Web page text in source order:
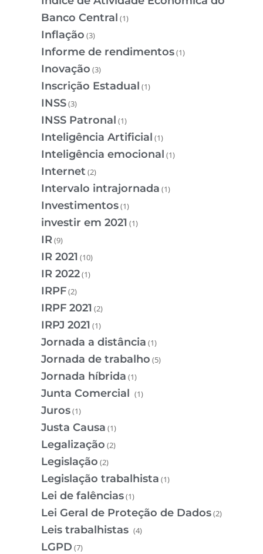
Banco Central (1)
Inflação (3)
Informe de rendimentos(1)
Inovação (3)
Inscrição Estadual (1)
INSS(3)
INSS Patronal (1)
Inteligência Artificial (1)
Inteligência emocional (1)
Internet (2)
Intervalo intrajornada (1)
Investimentos(1)
investir em 2021 (1)
IR(9)
IR 2021 (10)
IR 2022(1)
IRPF(2)
IRPF 2021 (2)
IRPJ 2021 (1)
Jornada a distância (1)
Jornada de trabalho (5)
Jornada híbrida (1)
Junta Comercial (1)
Juros(1)
Justa Causa (1)
Legalização (2)
Legislação (2)
Legislação trabalhista (1)
Lei de falências(1)
Lei Geral de Proteção de Dados(2)
Leis trabalhistas (4)
LGPD (7)